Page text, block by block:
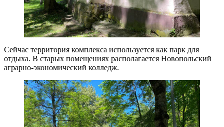
Сейчас территория комплекса используется как парк для
отдыха. В старых помещениях располагается Новопольский
аграрно-экономический колледж.